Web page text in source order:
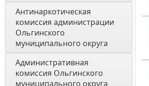
Антинаркотическая
комиссия администрации
Ольгинского
муниципального округа
Административная
комиссия Ольгинского
муниципального округа